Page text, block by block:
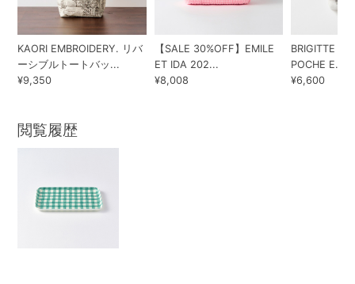
KAORI EMBROIDERY. リバ
ーシブルトートバッ...
¥9,350
【SALE 30%OFF】EMILE
ET IDA 202...
¥8,008
BRIGITTE
POCHE E...
¥6,600
閲覧履歴